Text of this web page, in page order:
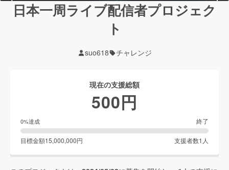
日本一周ライブ配信者プロジェク
ト
suo618 チャレンジ
現在の支援総額
500円
0%達成 終了
目標金額15,000,000円 支援者数1 人